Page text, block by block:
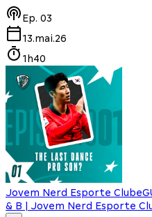
Ep. 03
13.mai.26
1h40
Jovem Nerd Esporte Clube
& B | Jovem Nerd Esporte